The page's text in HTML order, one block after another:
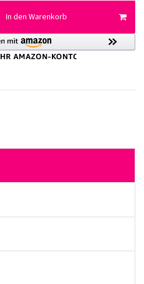
In den Warenkorb